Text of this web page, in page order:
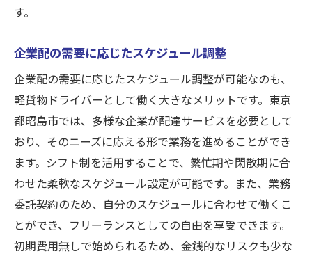
す。
企業配の需要に応じたスケジュール調整
企業配の需要に応じたスケジュール調整が可能なのも、
軽貨物ドライバーとして働く大きなメリットです。東京
都昭島市では、多様な企業が配達サービスを必要として
おり、そのニーズに応える形で業務を進めることができ
ます。シフト制を活用することで、繁忙期や閑散期に合
わせた柔軟なスケジュール設定が可能です。また、業務
委託契約のため、自分のスケジュールに合わせて働くこ
とができ、フリーランスとしての自由を享受できます。
初期費用無しで始められるため、金銭的なリスクも少な